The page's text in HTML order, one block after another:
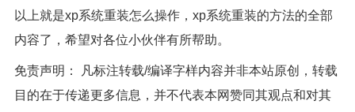
以上就是xp系统重装怎么操作，xp系统重装的方法的全部
内容了，希望对各位小伙伴有所帮助。
免责声明： 凡标注转载/编译字样内容并非本站原创，转载
目的在于传递更多信息，并不代表本网赞同其观点和对其